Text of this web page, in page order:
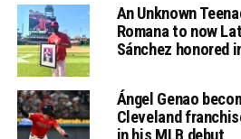
An Unknown
Romana to now
Sánchez honored
Ángel Genao
Cleveland
in his MLB debut